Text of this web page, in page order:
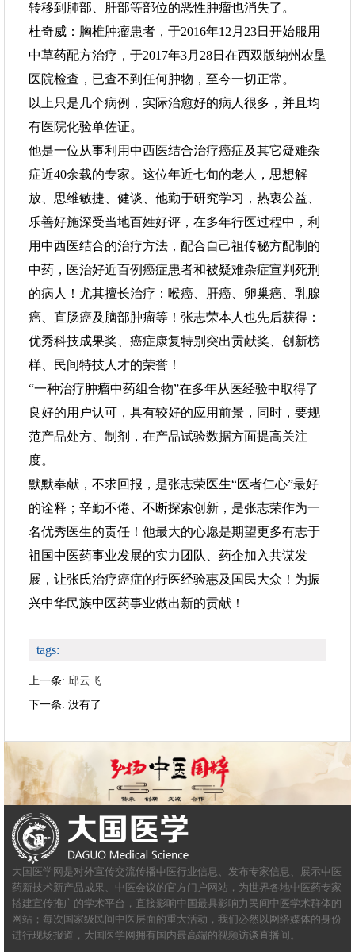
转移到肺部、肝部等部位的恶性肿瘤也消失了。
杜奇威：胸椎肿瘤患者，于2016年12月23日开始服用
中草药配方治疗，于2017年3月28日在西双版纳州农垦
医院检查，已查不到任何肿物，至今一切正常。
以上只是几个病例，实际治愈好的病人很多，并且均
有医院化验单佐证。
他是一位从事利用中西医结合治疗癌症及其它疑难杂
症近40余载的专家。这位年近七旬的老人，思想解
放、思维敏捷、健谈、他勤于研究学习，热衷公益、
乐善好施深受当地百姓好评，在多年行医过程中，利
用中西医结合的治疗方法，配合自己祖传秘方配制的
中药，医治好近百例癌症患者和被疑难杂症宣判死刑
的病人！尤其擅长治疗：喉癌、肝癌、卵巢癌、乳腺
癌、直肠癌及脑部肿瘤等！张志荣本人也先后获得：
优秀科技成果奖、癌症康复特别突出贡献奖、创新榜
样、民间特技人才的荣誉！
“一种治疗肿瘤中药组合物”在多年从医经验中取得了
良好的用户认可，具有较好的应用前景，同时，要规
范产品处方、制剂，在产品试验数据方面提高关注
度。
默默奉献，不求回报，是张志荣医生“医者仁心”最好
的诠释；辛勤不倦、不断探索创新，是张志荣作为一
名优秀医生的责任！他最大的心愿是期望更多有志于
祖国中医药事业发展的实力团队、药企加入共谋发
展，让张氏治疗癌症的行医经验惠及国民大众！为振
兴中华民族中医药事业做出新的贡献！
tags:
上一条: 邱云飞
下一条: 没有了
大国医学网是对外宣传交流传播中医行业信息、发布专家信息、展示中医
药新技术新产品成果、中医会议的官方门户网站，为世界各地中医药专家
搭建宣传推广的学术平台，直接影响中国最具影响力民间中医学术群体的
网站；每次国家级民间中医层面的重大活动，我们必然以网络媒体的身份
进行现场报道，大国医学网拥有国内最高端的视频访谈直播间。